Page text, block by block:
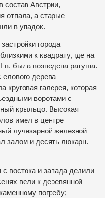
состав Австрии,
отпала, а старые
в упадок.
города
к квадрату, где на
в. была возведена ратуша.
дерева
круговая галерея, которая
воротами с
крыльцо. Высокая
имел в центре
лучезарной железной
залом и десять люкарн.
востока и запада делили
вели к деревянной
погребу;